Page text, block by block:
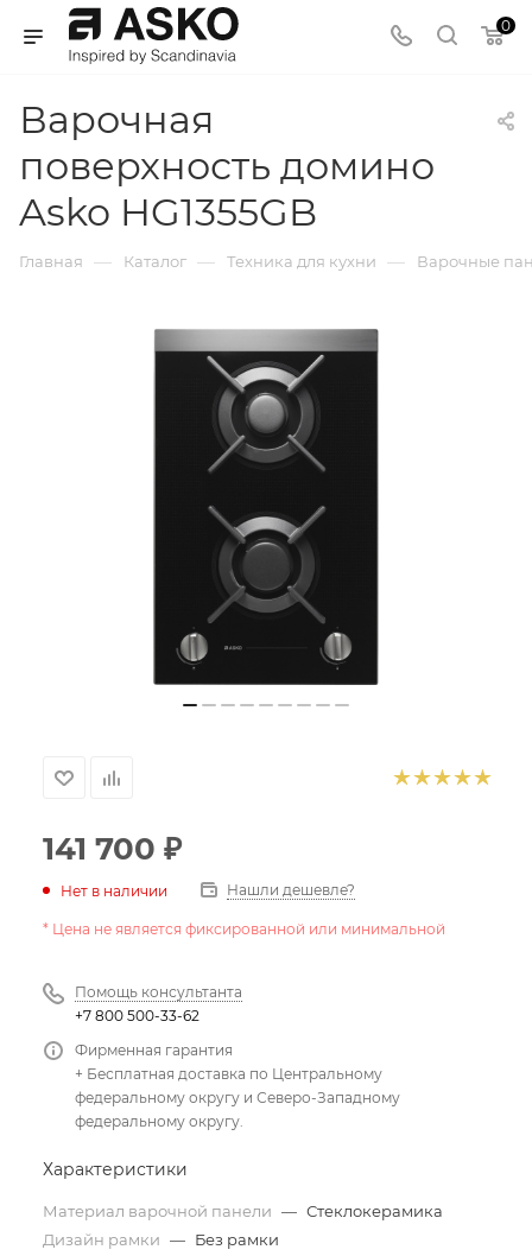
0
Варочная
поверхность домино
Asko HG1355GB
Главная — Каталог — Техника для кухни — Варочные
141 700 ₽
Нет в наличии Нашли дешевле?
* Цена не является фиксированной или минимальной
Помощь консультанта
+7 800 500-33-62
Фирменная гарантия
+ Бесплатная доставка по Центральному
федеральному округу и Северо-Западному
федеральному округу.
Характеристики
Материал варочной панели — Стеклокерамика
Дизайн рамки — Без рамки